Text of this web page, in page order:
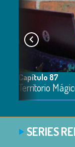
Capítulo 87
Territorio
SERIES